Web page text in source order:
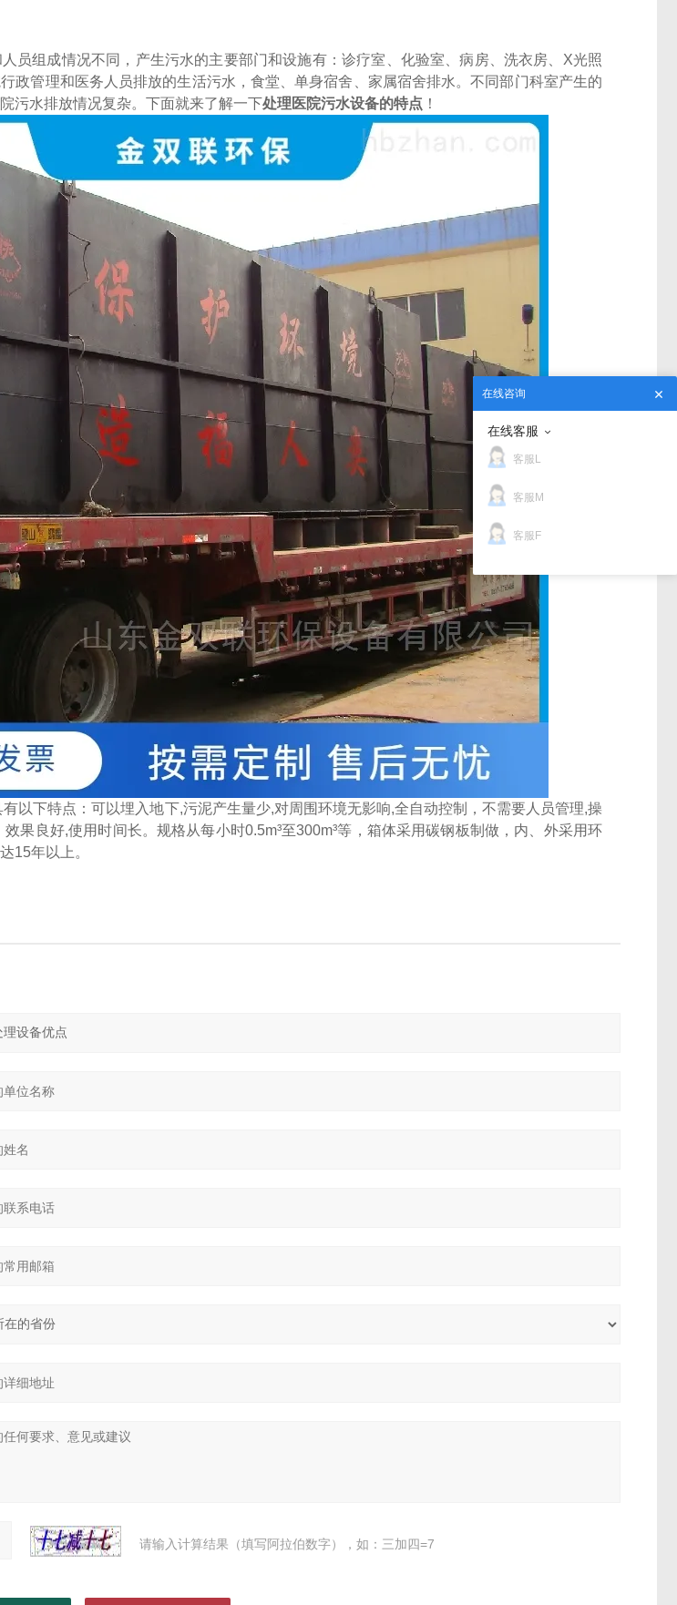
员组成情况不同，产生污水的主要部门和设施有：诊疗室、化验室、病房、洗衣房、X光照
政管理和医务人员排放的生活污水，食堂、单身宿舍、家属宿舍排水。不同部门科室产生的
污水排放情况复杂。下面就来了解一下处理医院污水设备的特点 ！
以下特点：可以埋入地下,污泥产生量少,对周围环境无影响,全自动控制，不需要人员管理,操
果良好,使用时间长。规格从每小时0.5m³至300m³等，箱体采用碳钢板制做，内、外采用环
15年以上。
请输入计算结果（填写阿拉伯数字），如：三加四=7
在线咨询
在线客服
客服L
客服M
客服F